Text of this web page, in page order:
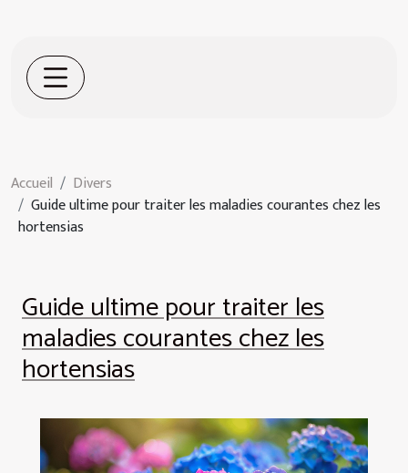
Accueil
Divers
Guide ultime pour traiter les maladies courantes chez les
hortensias
Guide ultime pour traiter les
maladies courantes chez les
hortensias